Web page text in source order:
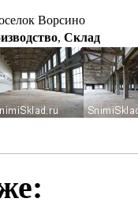
Ворсино
, Склад